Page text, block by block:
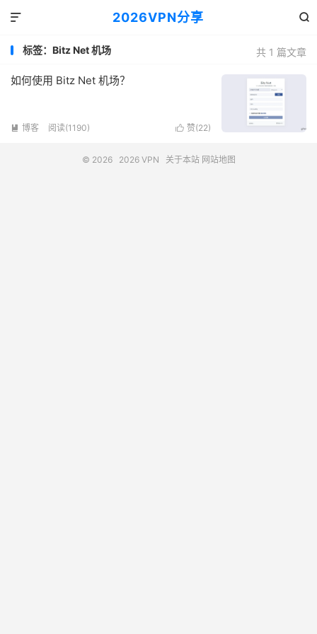
2026VPN分享 

共 1 篇文章
标签：Bitz Net 机场
如何使用 Bitz Net 机场？
 赞(22)
 博客 阅读(1190)
© 2026 2026 VPN 关于本站 网站地图